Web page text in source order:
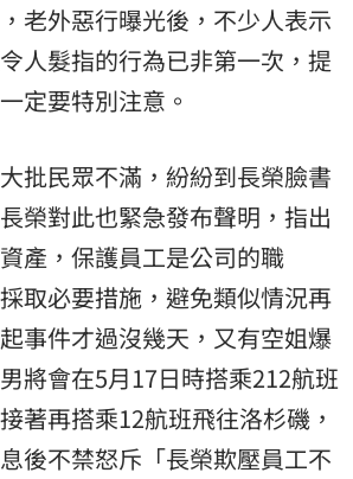
老外惡行曝光後，不少人表示
人髮指的行為已非第一次，提
定要特別注意。
批民眾不滿，紛紛到長榮臉書
榮對此也緊急發布聲明，指出
資產，保護員工是公司的職
取必要措施，避免類似情況再
事件才過沒幾天，又有空姐爆
將會在5月17日時搭乘212航班
著再搭乘12航班飛往洛杉磯，
後不禁怒斥「長榮欺壓員工不